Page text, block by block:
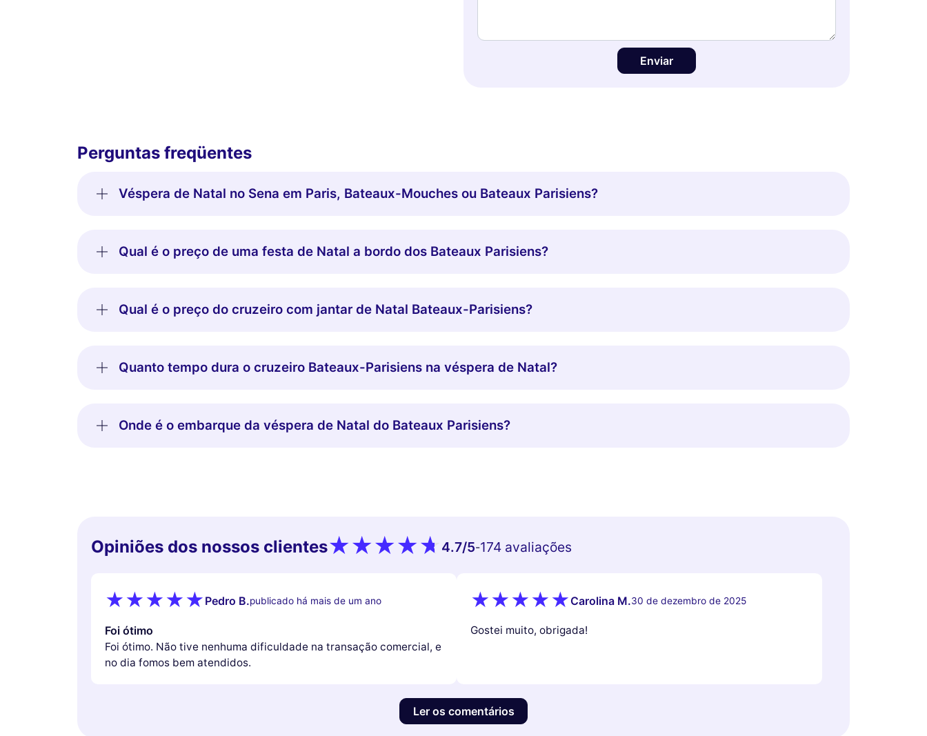
Enviar
Perguntas freqüentes
Véspera de Natal no Sena em Paris, Bateaux-Mouches ou Bateaux Parisiens?
Qual é o preço de uma festa de Natal a bordo dos Bateaux Parisiens?
Qual é o preço do cruzeiro com jantar de Natal Bateaux-Parisiens?
Quanto tempo dura o cruzeiro Bateaux-Parisiens na véspera de Natal?
Onde é o embarque da véspera de Natal do Bateaux Parisiens?
Opiniões dos nossos clientes 4.7/5-174 avaliações
Pedro B.publicado há mais de um ano
Foi ótimo
Foi ótimo. Não tive nenhuma dificuldade na transação comercial, e
no dia fomos bem atendidos.
Carolina M.30 de dezembro de 2025
Gostei muito, obrigada!
Ler os comentários